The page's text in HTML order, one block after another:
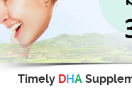
Timely DHA